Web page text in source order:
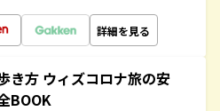
詳細を見る
き方 ウィズコロナ旅の安
BOOK